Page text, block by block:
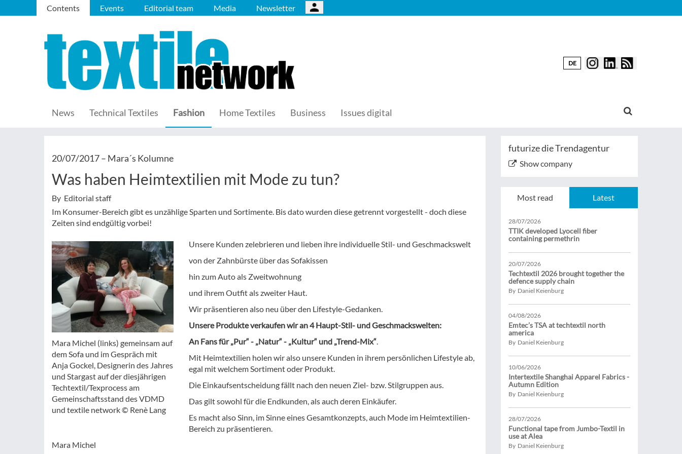
Contents Events Editorial team Media Newsletter
DE
News Technical Textiles Fashion Home Textiles Business Issues digital
20/07/2017 – Mara´s Kolumne
Was haben Heimtextilien mit Mode zu tun?
By Editorial staff
Im Konsumer-Bereich gibt es unzählige Sparten und Sortimente. Bis dato wurden diese getrennt vorgestellt - doch diese
Zeiten sind endgültig vorbei!
Mara Michel (links) gemeinsam auf
dem Sofa und im Gespräch mit
Anja Gockel, Designerin des Jahres
und Stargast auf der diesjährigen
Techtextil/Texprocess am
Gemeinschaftsstand des VDMD
und textile network © Renè Lang
Unsere Kunden zelebrieren und lieben ihre individuelle Stil- und Geschmackswelt
von der Zahnbürste über das Sofakissen
hin zum Auto als Zweitwohnung
und ihrem Outfit als zweiter Haut.
Wir präsentieren also neu über den Lifestyle-Gedanken.
Unsere Produkte verkaufen wir an 4 Haupt-Stil- und Geschmackswelten:
An Fans für „Pur“ - „Natur“ - „Kultur“ und „Trend-Mix“.
Mit Heimtextilien holen wir also unsere Kunden in ihrem persönlichen Lifestyle ab,
egal mit welchem Sortiment oder Produkt.
Die Einkaufsentscheidung fällt nach den neuen Ziel- bzw. Stilgruppen aus.
Das gilt sowohl für die Endkunden, als auch deren Einkäufer.
Es macht also Sinn, im Sinne eines Gesamtkonzepts, auch Mode im Heimtextilien-
Bereich zu präsentieren.
Mara Michel
futurize die Trendagentur
Show company
Most read Latest
28/07/2026
TTIK developed Lyocell fiber
containing permethrin
20/07/2026
Techtextil 2026 brought together the
defence supply chain
By Daniel Keienburg
04/08/2026
Emtec’s TSA at techtextil north
america
By Daniel Keienburg
10/06/2026
Intertextile Shanghai Apparel Fabrics -
Autumn Edition
By Daniel Keienburg
28/07/2026
Functional tape from Jumbo-Textil in
use at Alea
By Daniel Keienburg